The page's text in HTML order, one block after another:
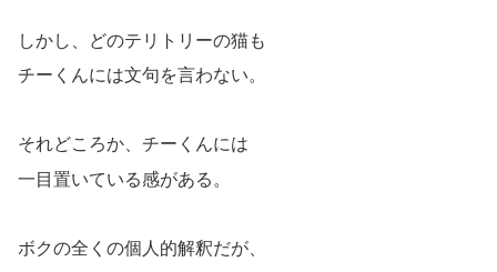
しかし、どのテリトリーの猫も
チーくんには文句を言わない。
それどころか、チーくんには
一目置いている感がある。
ボクの全くの個人的解釈だが、